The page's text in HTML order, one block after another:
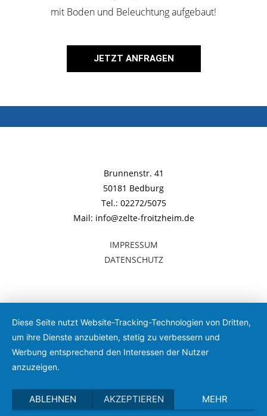
mit Boden und Beleuchtung aufgebaut!
JETZT ANFRAGEN
Brunnenstr. 41
50181 Bedburg
Tel.: 02272/5075
Mail: info@zelte-froitzheim.de
IMPRESSUM
DATENSCHUTZ
Diese Seite nutzt Website-Tracking-Technologien von Dritten,
um ihre Dienste anzubieten, stetig zu verbessern und
Werbung entsprechend den Interessen der Nutzer
anzuzeigen.
ABLEHNEN AKZEPTIEREN MEHR